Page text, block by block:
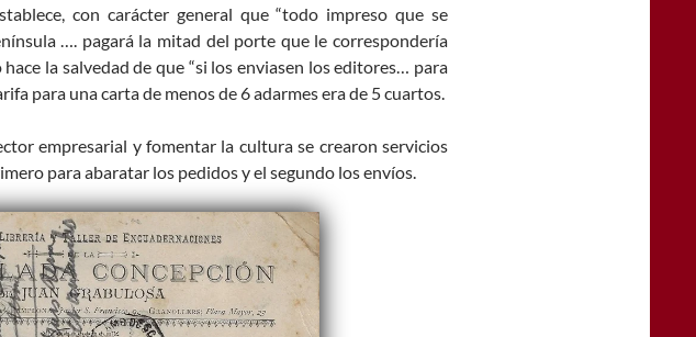
con carácter general que “todo impreso que se
…. pagará la mitad del porte que le correspondería
la salvedad de que “si los enviasen los editores… para
para una carta de menos de 6 adarmes era de 5 cuartos.
empresarial y fomentar la cultura se crearon servicios
para abaratar los pedidos y el segundo los envíos.